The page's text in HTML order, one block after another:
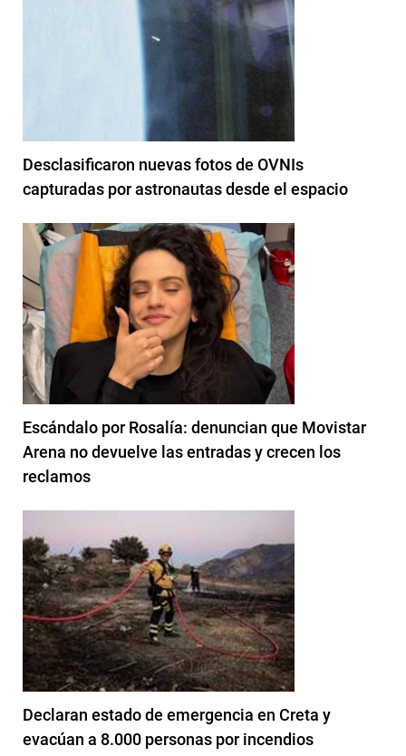
Desclasificaron nuevas fotos de OVNIs
capturadas por astronautas desde el espacio
Escándalo por Rosalía: denuncian que Movistar
Arena no devuelve las entradas y crecen los
reclamos
Declaran estado de emergencia en Creta y
evacúan a 8.000 personas por incendios